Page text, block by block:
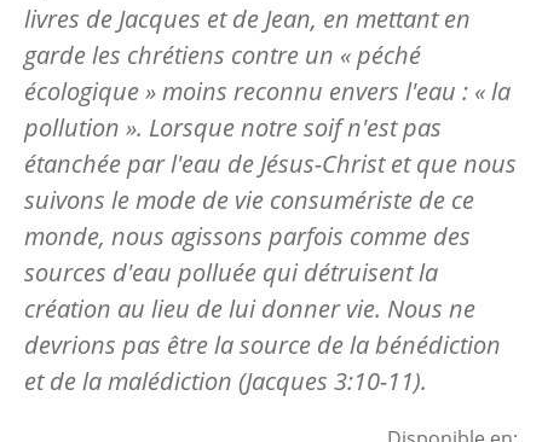
livres de Jacques et de Jean, en mettant en
garde les chrétiens contre un « péché
écologique » moins reconnu envers l'eau : « la
pollution ». Lorsque notre soif n'est pas
étanchée par l'eau de Jésus-Christ et que nous
suivons le mode de vie consumériste de ce
monde, nous agissons parfois comme des
sources d'eau polluée qui détruisent la
création au lieu de lui donner vie. Nous ne
devrions pas être la source de la bénédiction
et de la malédiction (Jacques 3:10-11).